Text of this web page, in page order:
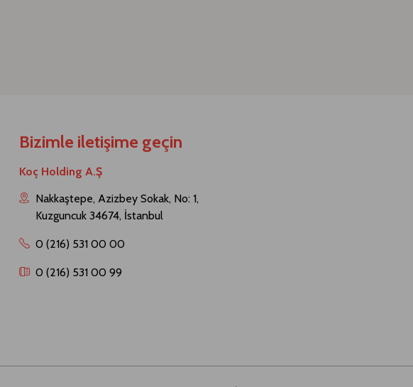
Bizimle iletişime geçin
Koç Holding A.Ş
Nakkaştepe, Azizbey Sokak, No: 1,
Kuzguncuk 34674, İstanbul
0 (216) 531 00 00
0 (216) 531 00 99